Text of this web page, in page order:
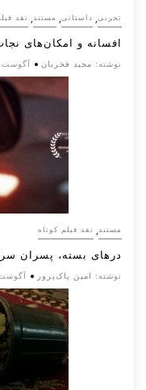
تجربی, داستانی, مستند, نقد
افسانه‌ و امکان‌های
نوشته: مجید فخریان آگوست 11, 2025
مستند, نقد فیلم کوتاه
درهای بسته، پسران
نوشته: امین پاک‌پرور آگوست 11,